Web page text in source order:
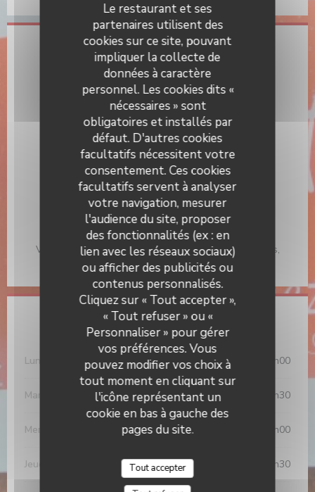
Le restaurant et ses
partenaires utilisent des
cookies sur ce site, pouvant
impliquer la collecte de
données à caractère
personnel. Les cookies dits «
nécessaires » sont
obligatoires et installés par
défaut. D'autres cookies
facultatifs nécessitent votre
consentement. Ces cookies
facultatifs servent à analyser
votre navigation, mesurer
l'audience du site, proposer
des fonctionnalités (ex : en
lien avec les réseaux sociaux)
ou afficher des publicités ou
contenus personnalisés.
Cliquez sur « Tout accepter »,
« Tout refuser » ou «
Personnaliser » pour gérer
vos préférences. Vous
pouvez modifier vos choix à
tout moment en cliquant sur
l'icône représentant un
cookie en bas à gauche des
pages du site.
Tout accepter
Infos pratiques
Cuisine
Française Traditionnelle
Type de restaurant
Restaurant
Services
Terrasse, Soirées à thème, Privatisation, Parking,
Organisation d'événements, Accès Wifi, Accès aux
personnes à mobilité réduite
Moyens de paiement
Visa, Titres restaurant, Eurocard/Mastercard, Espèces,
Chèques, Carte Bleue
Horaires
Lundi 12h00 - 14h00 • 19h30 - 22h00
Mardi 12h00 - 14h00 • 19h30 - 22h30
Mercredi 12h00 - 14h00
Jeudi 12h00 - 14h00 19h30 - 22h30
Chez Ernest